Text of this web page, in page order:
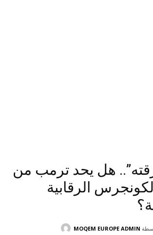
هل يحد ترمب من
الرقابية
MOQEM EUROPE ADMIN